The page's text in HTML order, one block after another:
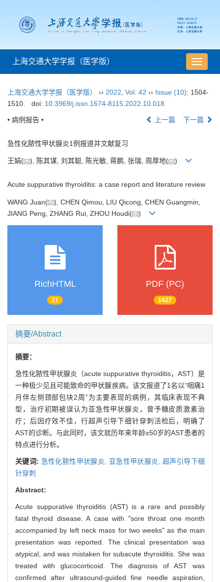
导
航
换
上海交通大学学报（医学版）
上海交通大学学报（医学版） ›› 2022 Vol. 42 ›› Issue (10): 1504-
1510.
doi: 10.3969/j.issn.1674-8115.2022.10.018
• 病例报告 • 上一篇 下一篇
急性化脓性甲状腺炎1例报道并文献复习
王娟( ), 陈其谋, 刘其聪, 陈光敏, 蒋鹏, 张瑞, 周厚地( )
Acute suppurative thyroiditis: a case report and literature review
WANG Juan(
), CHEN Qimou, LIU Qicong, CHEN Guangmin,
JIANG Peng, ZHANG Rui, ZHOU Houdi(
)
RichHTML
21
PDF (PC)
1427
摘要/Abstract
摘要：
急性化脓性甲状腺炎（acute suppurative thyroiditis，AST）是
一种极少见且可能致命的甲状腺疾病。该文报道了1名以“咽痛1
月伴左侧颈部包块2周”为主要表现的病例，其临床表现不典
型，治疗初期被误认为亚急性甲状腺炎，曾予糖皮质激素治
疗；后因疗效不佳，行超声引导下细针穿刺活检后，明确了
AST的诊断。与此同时，该文就历年来年龄≥50岁的AST患者的
特点进行分析。
关键词: 急性化脓性甲状腺炎, 亚急性甲状腺炎, 超声引导下细
针穿刺
Abstract:
Acute suppurative thyroiditis (AST) is a rare and possibly
fatal thyroid disease. A case with "sore throat one month
accompanied by left neck mass for two weeks" as the main
presentation was reported. The clinical presentation was
atypical, and was mistaken for subacute thyroiditis. She was
treated with glucocorticoid. The diagnosis of AST was
confirmed after ultrasound-guided fine needle aspiration,